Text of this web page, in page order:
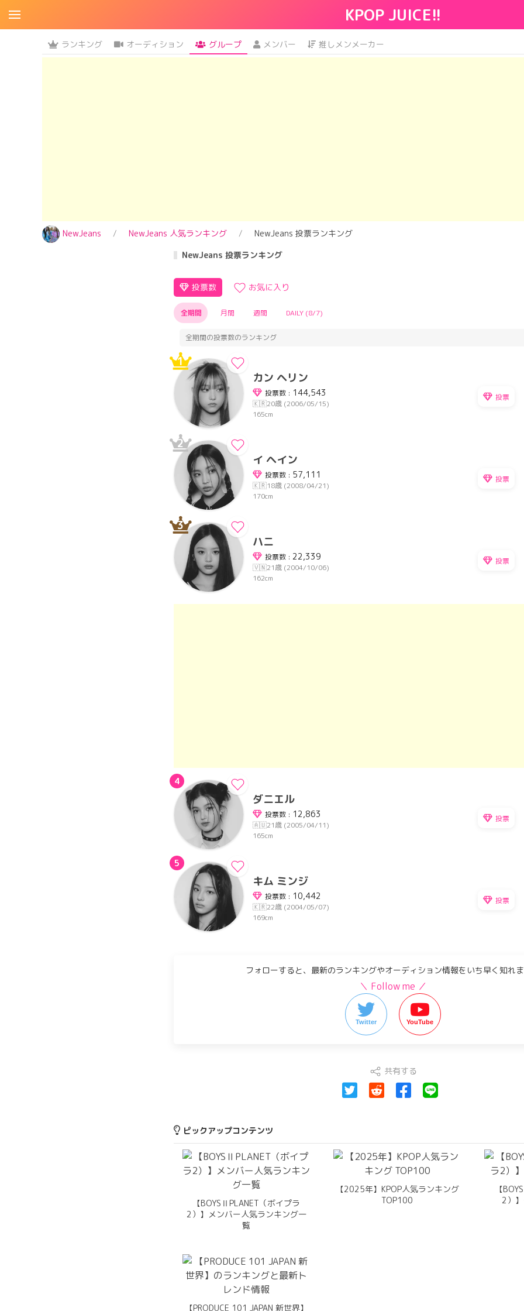
KPOP JUICE!!
ランキング オーディション グループ メンバー 推しメンメーカー
NewJeans NewJeans 人気ランキング
NewJeans 投票ランキング
NewJeans 投票ランキング
投票数 お気に入り
全期間 月間 週間 DAILY (8/7)
全期間の投票数のランキング
1
カン ヘリン
投票数 : 144,543
🇰🇷20歳 (2006/05/15)
165cm
投票
2
イ ヘイン
投票数 : 57,111
🇰🇷18歳 (2008/04/21)
170cm
投票
3
ハニ
投票数 : 22,339
🇻🇳21歳 (2004/10/06)
162cm
投票
4
ダニエル
投票数 : 12,863
🇦🇺21歳 (2005/04/11)
165cm
投票
5
キム ミンジ
投票数 : 10,442
🇰🇷22歳 (2004/05/07)
169cm
投票
フォローすると、最新のランキングやオーディション情報をいち早く知れ
＼ Follow me ／
Twitter YouTube
共有する
ピックアップコンテンツ
【BOYSⅡPLANET（ボイプラ
2）】メンバー人気ランキング一
覧
【2025年】KPOP人気ランキング
TOP100
【
2）
【PRODUCE 101 JAPAN 新世界】